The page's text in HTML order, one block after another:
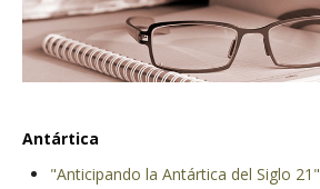
Antártica
"Anticipando la Antártica del Siglo 21"